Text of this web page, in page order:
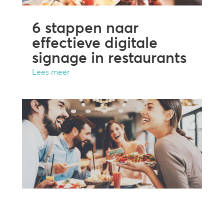
6 stappen naar
effectieve digitale
signage in restaurants
Lees meer